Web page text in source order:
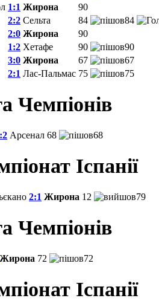
1:1 Жирона
90
2:2 Сельта 84
84
2:0 Жирона
90
1:2 Хетафе 90
90
3:0 Жирона 67
67
2:1 Лас-Пальмас 75 75
Чемпіонів
Арсенал 68 68
Іспанії
2:1 Жирона 12 79
Чемпіонів
Жирона 72 72
Іспанії